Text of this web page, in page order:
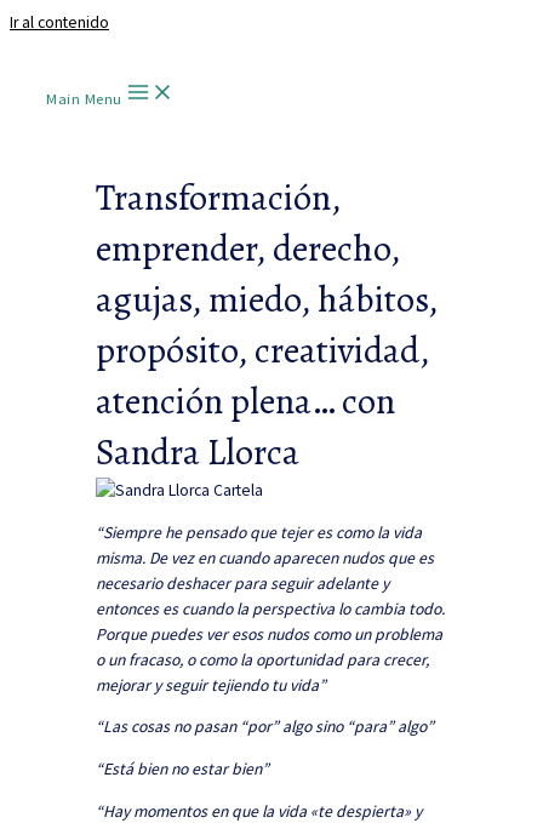
Ir al contenido
Main Menu
Transformación,
emprender, derecho,
agujas, miedo, hábitos,
propósito, creatividad,
atención plena… con
Sandra Llorca
“Siempre he pensado que tejer es como la vida
misma. De vez en cuando aparecen nudos que es
necesario deshacer para seguir adelante y
entonces es cuando la perspectiva lo cambia todo.
Porque puedes ver esos nudos como un problema
o un fracaso, o como la oportunidad para crecer,
mejorar y seguir tejiendo tu vida”
“Las cosas no pasan “por” algo sino “para” algo”
“Está bien no estar bien”
“Hay momentos en que la vida «te despierta» y